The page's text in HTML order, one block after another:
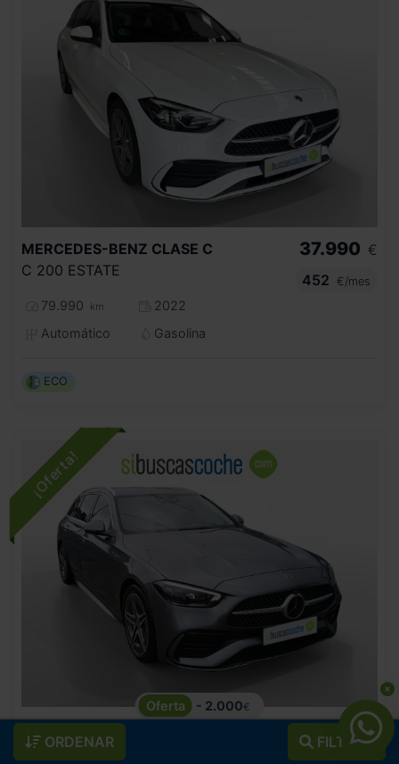
ORDENAR FILTROS
MERCEDES-BENZ CLASE C
C 200 ESTATE
79.990 km
2022
Automático
Gasolina
37.990 €
452
€/mes
ECO
- 2.000€
MERCEDES-BENZ
C 200 D ESTATE
37.990 €
35.990